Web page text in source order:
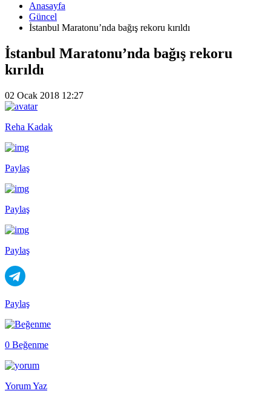
Anasayfa
Güncel
İstanbul Maratonu’nda bağış rekoru kırıldı
İstanbul Maratonu’nda bağış rekoru
kırıldı
02 Ocak 2018 12:27
Reha Kadak
Paylaş
Paylaş
Paylaş
Paylaş
0 Beğenme
Yorum Yaz